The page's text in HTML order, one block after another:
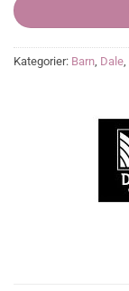
Kategorier: Barn Dale